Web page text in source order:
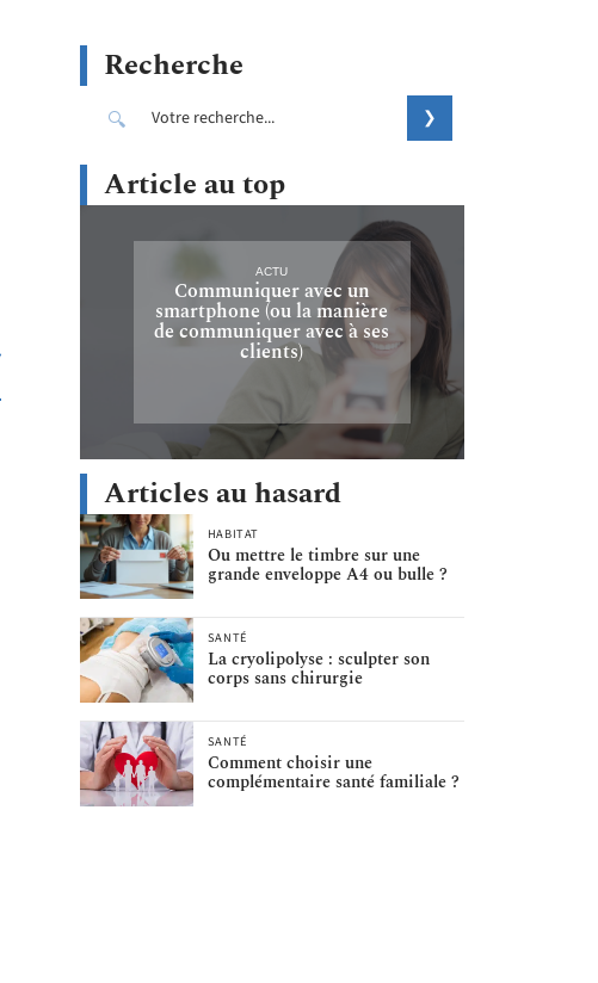
Recherche
Article au top
ACTU
Communiquer avec un
smartphone (ou la manière
de communiquer avec à ses
clients)
Articles au hasard
HABITAT
Ou mettre le timbre sur une
grande enveloppe A4 ou bulle ?
SANTÉ
La cryolipolyse : sculpter son
corps sans chirurgie
SANTÉ
Comment choisir une
complémentaire santé familiale ?